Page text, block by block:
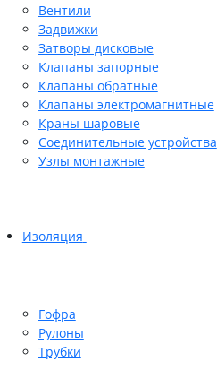
Вентили
Задвижки
Затворы дисковые
Клапаны запорные
Клапаны обратные
Клапаны электромагнитные
Краны шаровые
Соединительные устройства
Узлы монтажные
Изоляция
Гофра
Рулоны
Трубки